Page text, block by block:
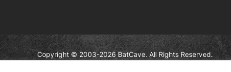
Copyright © 2003-2026 BatCave. All Rights Reserved.